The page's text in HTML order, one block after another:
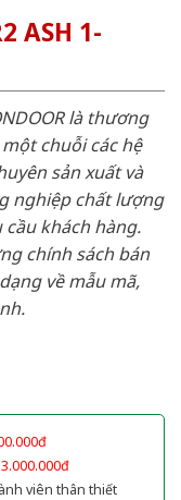
ASH 1-
là thương
chuỗi các hệ
sản xuất và
nghiệp chất lượng
khách hàng.
chính sách bán
về mẫu mã,
3.000.000đ
viên thân thiết